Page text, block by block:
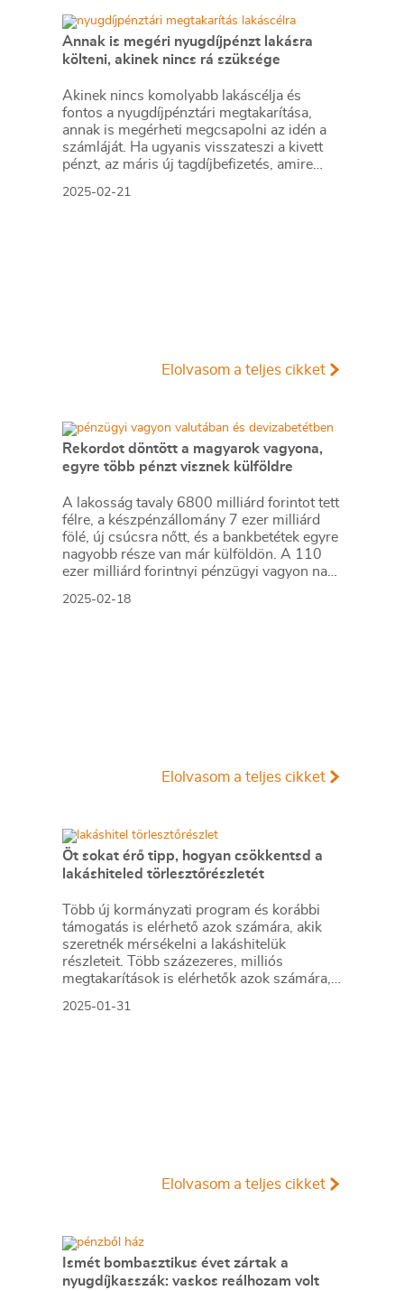
Annak is megéri nyugdíjpénzt lakásra
költeni, akinek nincs rá szüksége
Akinek nincs komolyabb lakáscélja és
fontos a nyugdíjpénztári megtakarítása,
annak is megérheti megcsapolni az idén a
számláját. Ha ugyanis visszateszi a kivett
pénzt, az máris új tagdíjbefizetés, amire
forint.
2025-02-21
Elolvasom a teljes cikket
Rekordot döntött a magyarok vagyona,
egyre több pénzt visznek külföldre
A lakosság tavaly 6800 milliárd forintot tett
félre, a készpénzállomány 7 ezer milliárd
fölé, új csúcsra nőtt, és a bankbetétek egyre
nagyobb része van már külföldön. A 110
ezer milliárd forintnyi pénzügyi vagyon nagy
2025-02-18
Elolvasom a teljes cikket
Öt sokat érő tipp, hogyan csökkentsd a
lakáshiteled törlesztőrészletét
Több új kormányzati program és korábbi
támogatás is elérhető azok számára, akik
szeretnék mérsékelni a lakáshitelük
részleteit. Több százezeres, milliós
megtakarítások is elérhetők azok számára,
2025-01-31
Elolvasom a teljes cikket
Ismét bombasztikus évet zártak a
nyugdíjkasszák: vaskos reálhozam volt